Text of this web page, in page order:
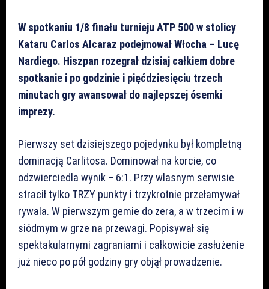
W spotkaniu 1/8 finału turnieju ATP 500 w stolicy
Kataru Carlos Alcaraz podejmował Włocha – Lucę
Nardiego. Hiszpan rozegrał dzisiaj całkiem dobre
spotkanie i po godzinie i pięćdziesięciu trzech
minutach gry awansował do najlepszej ósemki
imprezy.
Pierwszy set dzisiejszego pojedynku był kompletną
dominacją Carlitosa. Dominował na korcie, co
odzwierciedla wynik – 6:1. Przy własnym serwisie
stracił tylko TRZY punkty i trzykrotnie przełamywał
rywala. W pierwszym gemie do zera, a w trzecim i w
siódmym w grze na przewagi. Popisywał się
spektakularnymi zagraniami i całkowicie zasłużenie
już nieco po pół godziny gry objął prowadzenie.